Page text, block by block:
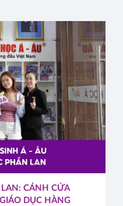
CÁNH CỬA
DỤC HÀNG